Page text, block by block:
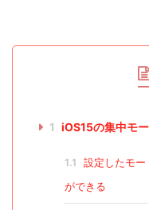
1 iOS15の集中モ
1.1
設定したモー
ができる